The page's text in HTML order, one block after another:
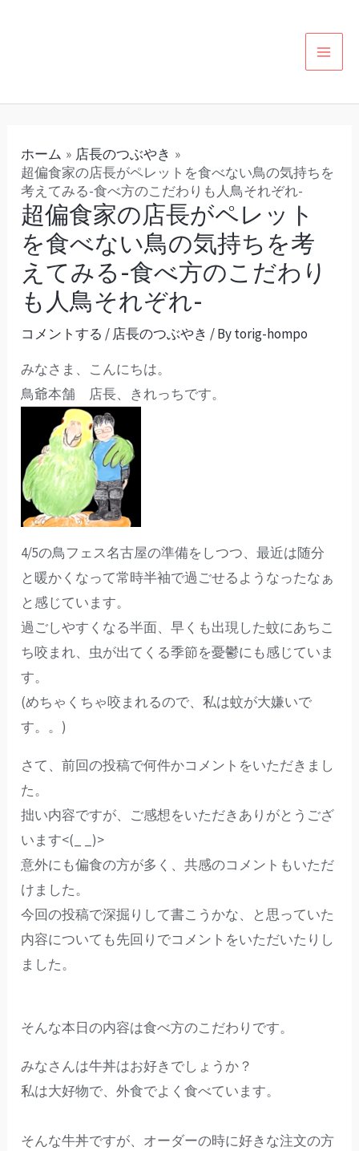
ホーム
店長のつぶやき
超偏食家の店長がペレットを食べない鳥の気持ちを
考えてみる-食べ方のこだわりも人鳥それぞれ-
超偏食家の店長がペレット
を食べない鳥の気持ちを考
えてみる-食べ方のこだわり
も人鳥それぞれ-
コメントする / 店長のつぶやき / Bytorig-hompo
みなさま、こんにちは。
鳥爺本舗 店長、きれっちです。
4/5の鳥フェス名古屋の準備をしつつ、最近は随分
と暖かくなって常時半袖で過ごせるようなったなぁ
と感じています。
過ごしやすくなる半面、早くも出現した蚊にあちこ
ち咬まれ、虫が出てくる季節を憂鬱にも感じていま
す。
(めちゃくちゃ咬まれるので、私は蚊が大嫌いで
す。。)
さて、前回の投稿で何件かコメントをいただきまし
た。
拙い内容ですが、ご感想をいただきありがとうござ
います<(_ _)>
意外にも偏食の方が多く、共感のコメントもいただ
けました。
今回の投稿で深掘りして書こうかな、と思っていた
内容についても先回りでコメントをいただいたりし
ました。
そんな本日の内容は食べ方のこだわりです。
みなさんは牛丼はお好きでしょうか？
私は大好物で、外食でよく食べています。
そんな牛丼ですが、オーダーの時に好きな注文の方